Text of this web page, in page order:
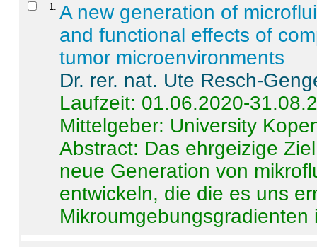
1
A new generation of
and functional effects of
tumor microenvironments
Dr. rer. nat. Ute Resch-
Laufzeit: 01.06.2020-
Mittelgeber: University
Abstract: Das ehrgeizige
neue Generation von
entwickeln, die die es uns
Mikroumgebungsgradienten